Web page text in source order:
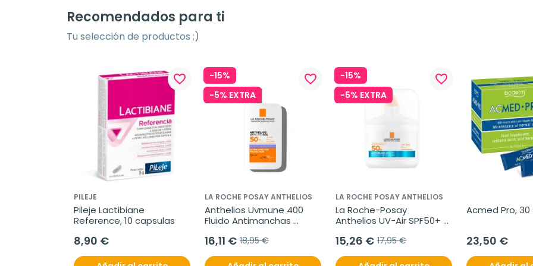
Recomendados para ti
Tu selección de productos ;)
favorite_border
PILEJE
Pileje Lactibiane
Reference, 10 capsulas
8,90 €
-15%
-5% EXTRA
favorite_border
LA ROCHE POSAY ANTHELIOS
Anthelios Uvmune 400
Fluido Antimanchas
16,11 € 18,95 €
-15%
-5% EXTRA
favorite_border
LA ROCHE POSAY ANTHELIOS
La Roche-Posay
Anthelios UV-Air SPF50+
15,26 € 17,95 €
Acmed Pro,
23,50 €